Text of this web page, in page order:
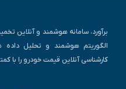
برآورد، سامانه هوشمند و آنلاین
الگوریتم هوشمند و تحلیل داده
کارشناسی آنلاین قیمت خودرو را با